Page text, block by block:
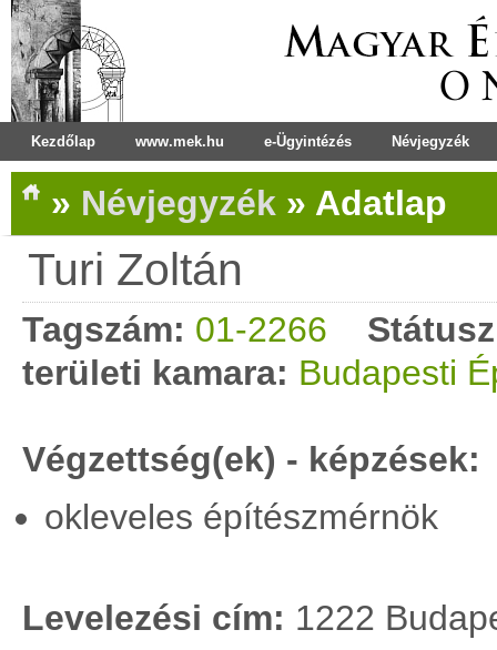
Kezdőlap www.mek.hu e-Ügyintézés Névjegyzék
» Névjegyzék » Adatlap
Turi Zoltán
Tagszám: 01-2266
területi kamara: Budapesti
Végzettség(ek) - képzések:
okleveles építészmérnök
Levelezési cím: 1222